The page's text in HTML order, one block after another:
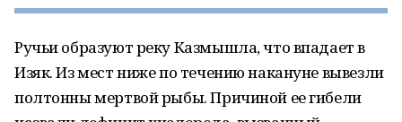
Ручьи образуют реку Казмышла, что впадает в
Изяк. Из мест ниже по течению накануне вывезли
полтонны мертвой рыбы. Причиной ее гибели